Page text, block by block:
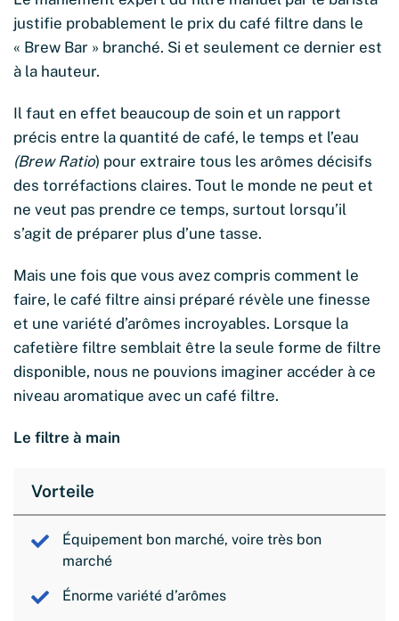
justifie probablement le prix du café filtre dans le
« Brew Bar » branché. Si et seulement ce dernier est
à la hauteur.
Il faut en effet beaucoup de soin et un rapport
précis entre la quantité de café, le temps et l’eau
(Brew Ratio) pour extraire tous les arômes décisifs
des torréfactions claires. Tout le monde ne peut et
ne veut pas prendre ce temps, surtout lorsqu’il
s’agit de préparer plus d’une tasse.
Mais une fois que vous avez compris comment le
faire, le café filtre ainsi préparé révèle une finesse
et une variété d’arômes incroyables. Lorsque la
cafetière filtre semblait être la seule forme de filtre
disponible, nous ne pouvions imaginer accéder à ce
niveau aromatique avec un café filtre.
Le filtre à main
Vorteile
Équipement bon marché, voire très bon
marché
Énorme variété d’arômes